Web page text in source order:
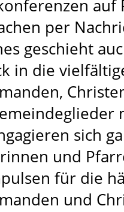
auf
per
geschieht
in die
sich
und
für die
und